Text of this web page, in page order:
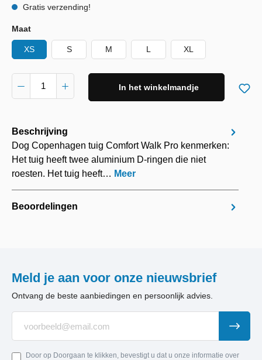
Gratis verzending!
Maat
XS S M L XL
In het winkelmandje
Beschrijving
Dog Copenhagen tuig Comfort Walk Pro kenmerken:
Het tuig heeft twee aluminium D-ringen die niet
roesten. Het tuig heeft… Meer
Beoordelingen
Meld je aan voor onze nieuwsbrief
Ontvang de beste aanbiedingen en persoonlijk advies.
Door op Doorgaan te klikken, bevestigt u dat u onze informatie over